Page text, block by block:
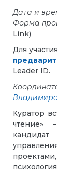
Дата и
Форма
Link)
Для
Leader ID.
Куратор
чтение»